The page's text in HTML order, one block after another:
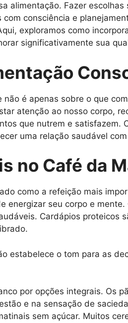
alimentação. Fazer escolhas
consciência e
exploramos como
significativamente sua
é apenas sobre o que
atenção ao nosso corpo,
que nutrem e satisfazem.
uma relação saudável
no Café da
como a refeição mais
energizar seu corpo e mente.
Cardápios proteicos
estabelece o tom para as
por opções integrais. Os
e na sensação de
sem açúcar. Muitos